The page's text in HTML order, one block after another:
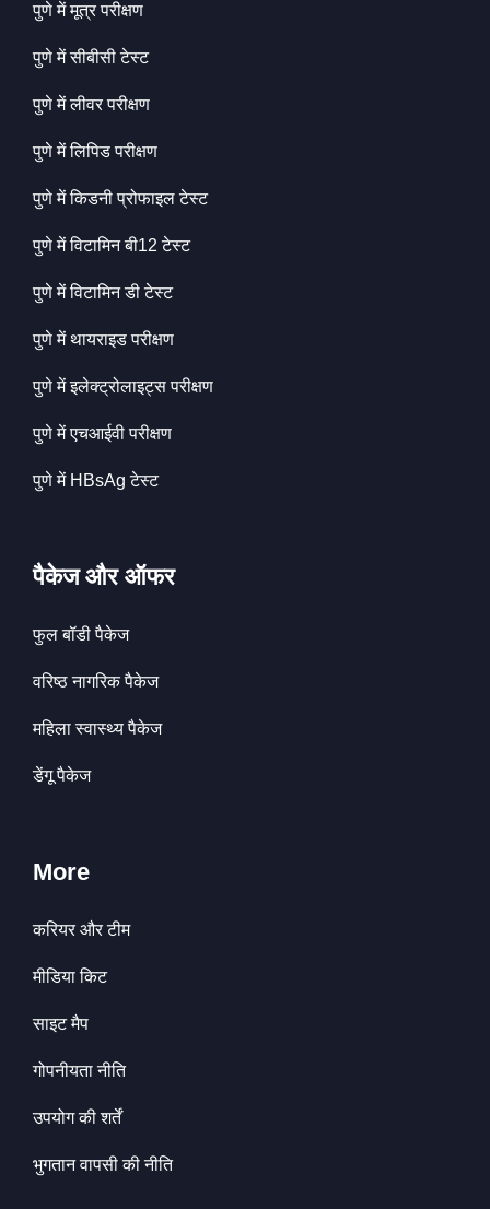
पुणे में मूत्र परीक्षण
पुणे में सीबीसी टेस्ट
पुणे में लीवर परीक्षण
पुणे में लिपिड परीक्षण
पुणे में किडनी प्रोफाइल टेस्ट
पुणे में विटामिन बी12 टेस्ट
पुणे में विटामिन डी टेस्ट
पुणे में थायराइड परीक्षण
पुणे में इलेक्ट्रोलाइट्स परीक्षण
पुणे में एचआईवी परीक्षण
पुणे में HBsAg टेस्ट
पैकेज और ऑफर
फुल बॉडी पैकेज
वरिष्ठ नागरिक पैकेज
महिला स्वास्थ्य पैकेज
डेंगू पैकेज
More
करियर और टीम
मीडिया किट
साइट मैप
गोपनीयता नीति
उपयोग की शर्तें
भुगतान वापसी की नीति